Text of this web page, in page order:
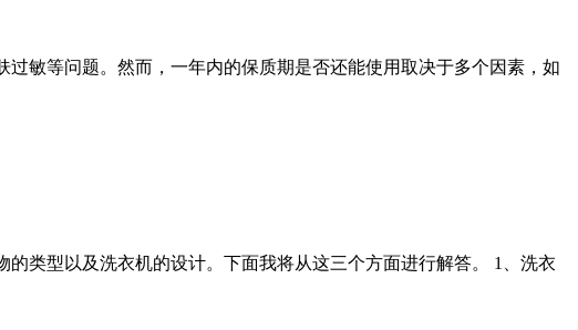
敏等问题。然而，一年内的保质期是否还能使用取决于多个因素，如
类型以及洗衣机的设计。下面我将从这三个方面进行解答。 1、洗衣